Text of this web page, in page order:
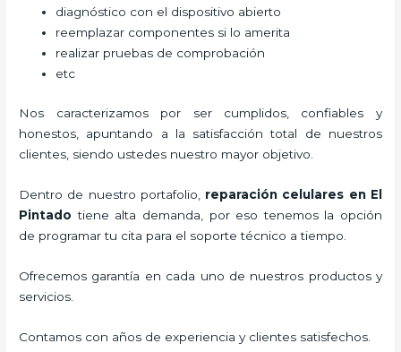
diagnóstico con el dispositivo abierto
reemplazar componentes si lo amerita
realizar pruebas de comprobación
etc
Nos caracterizamos por ser cumplidos, confiables y
honestos, apuntando a la satisfacción total de nuestros
clientes, siendo ustedes nuestro mayor objetivo.
Dentro de nuestro portafolio, reparación celulares en El
Pintado tiene alta demanda, por eso tenemos la opción
de programar tu cita para el soporte técnico a tiempo.
Ofrecemos garantía en cada uno de nuestros productos y
servicios.
Contamos con años de experiencia y clientes satisfechos.